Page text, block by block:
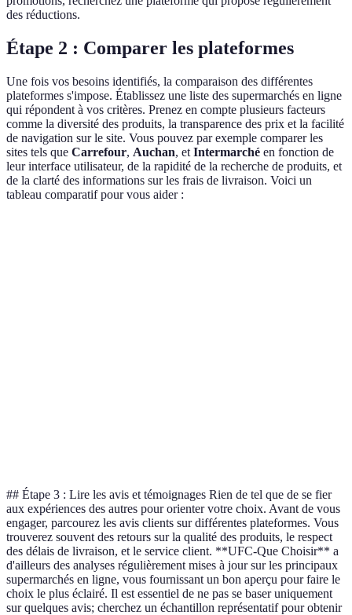
des réductions.
Étape 2 : Comparer les plateformes
Une fois vos besoins identifiés, la comparaison des différentes
plateformes s'impose. Établissez une liste des supermarchés en ligne
qui répondent à vos critères. Prenez en compte plusieurs facteurs
comme la diversité des produits, la transparence des prix et la facilité
de navigation sur le site. Vous pouvez par exemple comparer les
sites tels que Carrefour, Auchan, et Intermarché en fonction de
leur interface utilisateur, de la rapidité de la recherche de produits, et
de la clarté des informations sur les frais de livraison. Voici un
tableau comparatif pour vous aider :
## Étape 3 : Lire les avis et témoignages Rien de tel que de se fier
aux expériences des autres pour orienter votre choix. Avant de vous
engager, parcourez les avis clients sur différentes plateformes. Vous
trouverez souvent des retours sur la qualité des produits, le respect
des délais de livraison, et le service client. **UFC-Que Choisir** a
d'ailleurs des analyses régulièrement mises à jour sur les principaux
supermarchés en ligne, vous fournissant un bon aperçu pour faire le
choix le plus éclairé. Il est essentiel de ne pas se baser uniquement
sur quelques avis; cherchez un échantillon représentatif pour obtenir